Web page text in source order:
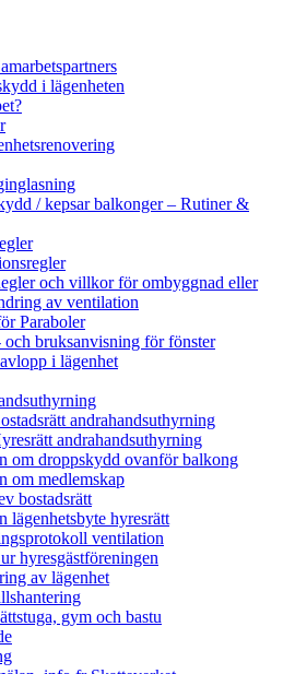
i lägenheten
/ kepsar balkonger – Rutiner &
och villkor för ombyggnad eller
av ventilation
Paraboler
och bruksanvisning för fönster
i lägenhet
andrahandsuthyrning
andrahandsuthyrning
om droppskydd ovanför balkong
om medlemskap
bostadsrätt
lägenhetsbyte hyresrätt
ventilation
hyresgästföreningen
av lägenhet
gym och bastu